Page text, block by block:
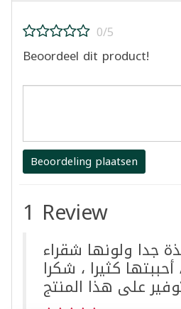
0/5
Beoordeel dit product!
Beoordeling plaatsen
1 Review
جدا ولونها شقراء
كثيرا ، شكرا